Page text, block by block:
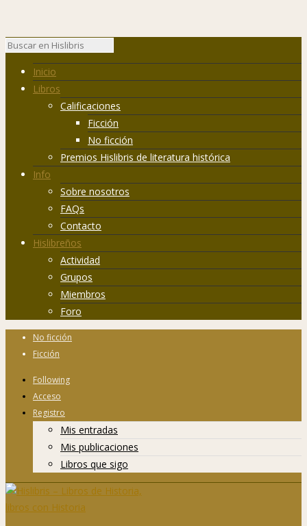
Inicio
Libros
Calificaciones
Ficción
No ficción
Premios Hislibris de literatura histórica
Info
Sobre nosotros
FAQs
Contacto
Hislibreños
Actividad
Grupos
Miembros
Foro
No ficción
Ficción
Following
Acceso
Registro
Mis entradas
Mis publicaciones
Libros que sigo